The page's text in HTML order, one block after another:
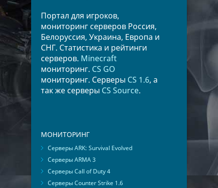
Портал для игроков,
мониторинг серверов Россия,
Белоруссия, Украина, Европа и
СНГ. Статистика и рейтинги
серверов. Minecraft
мониторинг. CS GO
мониторинг. Серверы CS 1.6, а
так же серверы CS Source.
МОНИТОРИНГ
Серверы ARK: Survival Evolved
Серверы ARMA 3
Серверы Call of Duty 4
Серверы Counter Strike 1.6